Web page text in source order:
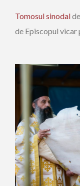
Tomosul sinodal
de Episcopul vicar